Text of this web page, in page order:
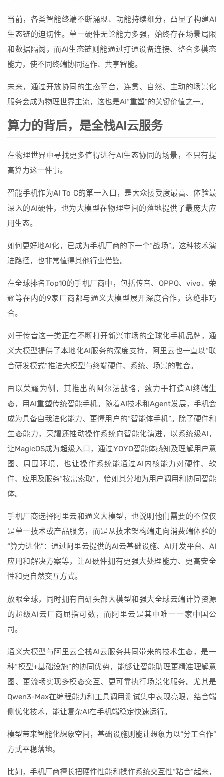
当前，各类智能终端不断涌现、功能持续细分，凸显了构建AI
生态链的迫切性。单一硬件无论能力多强，始终存在场景局限
和数据隔阂，而AI生态链则能通过打通设备连接、整合多模态
能力，使不同终端协同运作、共享智能。
未来，通过开放协同的生态平台，连贯、自然、主动的场景化
服务会成为物理世界主流，这也是AI“重塑”的关键价值之一。
算力的背后，是全栈AI云服务
在物理世界中寻找更多值得进行AI生态协同的场景，不只有提
高算力这一件事。
智能手机作为AI To C的第一入口，是大众接受度最高、体验最
深入的AI硬件，也为大模型在物理空间的落地提供了最庞大应
用生态。
如何更好地AI化，已成为手机厂商的下一个“战场”。这种技术演
进路径，也非常值得其他行业借鉴。
在全球排名Top10的手机厂商中，包括传音、OPPO、vivo、荣
耀等在内的9家厂商都与通义大模型展开深度合作，这绝非巧
合。
对于传音这一类正在不断打开新兴市场的全球化手机品牌，通
义大模型提供了本地化AI服务的深度支持，阿里云也一直以“联
合研发模式”推进大模型与终端硬件、系统、场景的融合。
再以荣耀为例，其推出的阿尔法战略，致力于打造AI终端生
态，用AI重塑传统智能手机。随着AI技术和Agent发展，手机会
成为具备自我进化能力、更懂用户的“智能体手机”。除了硬件和
生态能力，荣耀还推动操作系统向智能化演进，以系统级AI，
让MagicOS成为超级入口，通过YOYO智能体感知及理解用户意
图、周围环境，也让操作系统能通过AI内核能力对硬件、软
件、应用及服务“按需索取”，恰如其分地为用户调用和协同智能
体。
手机厂商选择阿里云和通义大模型，也说明他们需要的不仅仅
是单一技术或产品服务，而是从技术架构端走向消费端体验的
“算力进化”：通过阿里云提供的AI云基础设施、AI开发平台、AI
应用和解决方案等，让AI硬件拥有更强大处理能力、更高安全
性和更自然交互方式。
放眼全球，同时拥有自研头部大模型和强大全球云端计算资源
的超级AI云厂商屈指可数，而阿里云是其中唯一一家中国公
司。
通义大模型与阿里云全栈AI云服务共同带来的技术生态，是一
种“模型+基础设施”的协同优势，能够让智能助理更精准理解意
图、更流畅实现多模态交互、更可靠执行场景化服务。尤其是
Qwen3-Max在编程能力和工具调用测试集中表现亮眼，结合端
侧优化技术，能让复杂AI在手机端稳定快速运行。
模型带来智能化想象空间，基础设施则能让想象力以“分工合作”
方式平稳落地。
比如，手机厂商擅长把硬件性能和操作系统交互性“粘合”起来，